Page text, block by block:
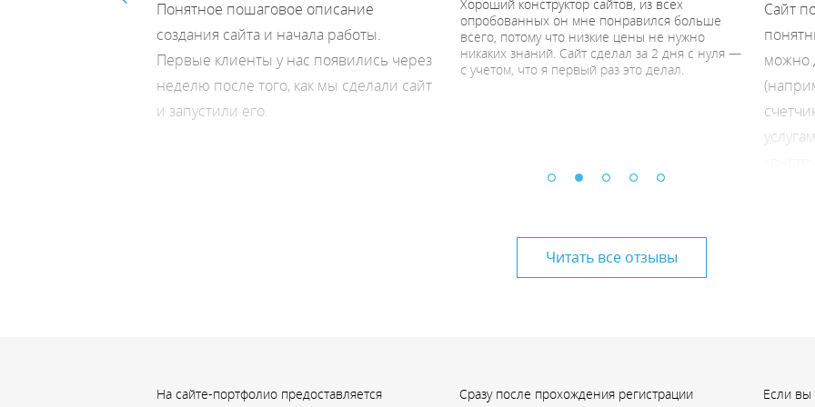
своего сайта.
Понятное пошаговое описание
создания сайта и начала работы.
Первые клиенты у нас появились через
неделю после того, как мы сделали сайт
и запустили его.
Хороший конструктор сайтов, из всех
опробованных он мне понравился больше
всего, потому что низкие цены не нужно
никаких знаний. Сайт сделал за 2 дня с нуля —
с учетом, что я первый раз это делал.
Сайт
можно
Читать все отзывы
На сайте-портфолио предоставляется
Сразу после прохождения регистрации
Если вы